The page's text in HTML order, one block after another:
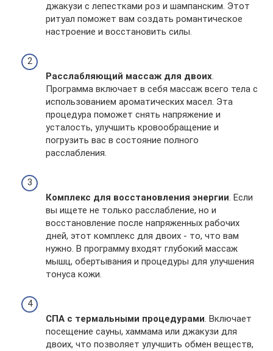
джакузи с лепестками роз и шампанским. Этот
ритуал поможет вам создать романтическое
настроение и восстановить силы.
Расслабляющий массаж для двоих.
Программа включает в себя массаж всего тела с
использованием ароматических масел. Эта
процедура поможет снять напряжение и
усталость, улучшить кровообращение и
погрузить вас в состояние полного
расслабления.
Комплекс для восстановления энергии. Если
вы ищете не только расслабление, но и
восстановление после напряженных рабочих
дней, этот комплекс для двоих - то, что вам
нужно. В программу входят глубокий массаж
мышц, обертывания и процедуры для улучшения
тонуса кожи.
СПА с термальными процедурами. Включает
посещение сауны, хаммама или джакузи для
двоих, что позволяет улучшить обмен веществ,